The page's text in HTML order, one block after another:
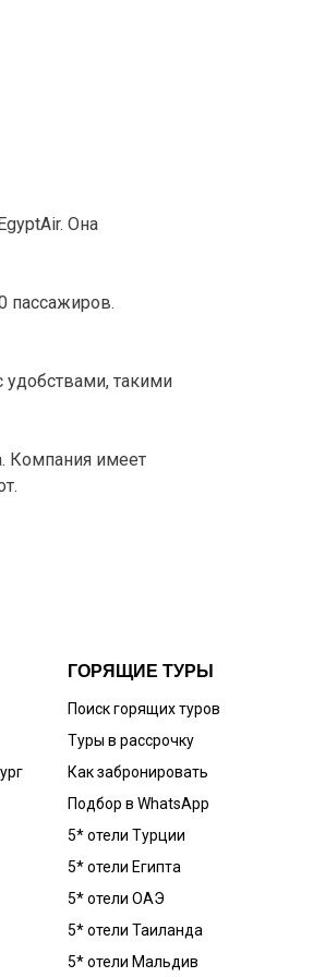
Она
пассажиров.
такими
Компания имеет
ГОРЯЩИЕ ТУРЫ
Поиск горящих туров
Туры в рассрочку
Как забронировать
Подбор в WhatsApp
5* отели Турции
5* отели Египта
5* отели ОАЭ
5* отели Таиланда
5* отели Мальдив